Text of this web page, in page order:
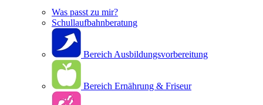
Was passt zu mir?
Schullaufbahnberatung
Bereich Ausbildungsvorbereitung
Bereich Ernährung & Friseur